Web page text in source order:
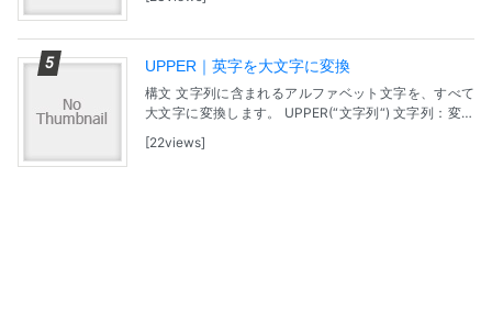
字列。 テキスト：検索文字列を...
UPPER｜英字を大文字に変換
構文 文字列に含まれるアルファベット文字を、すべて
大文字に変換します。 UPPER(“文字列“) 文字列：変換
対象になる文字列。 問題 【サンプルファイル】Google
Dreiveで表示されます。ダウ...
22views